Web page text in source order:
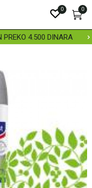
PREKO 4.500 DINARA
0
0